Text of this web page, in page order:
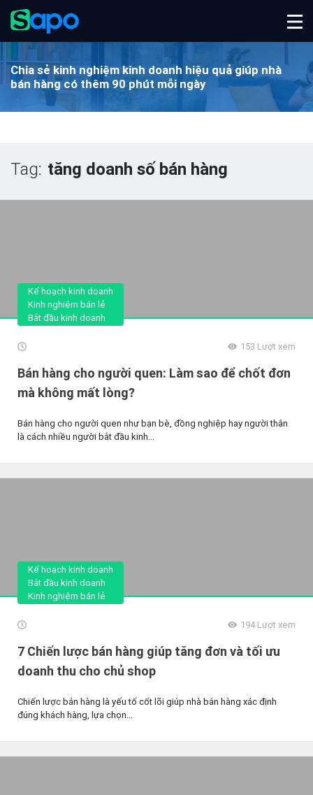
Chia sẻ kinh nghiệm kinh doanh hiệu quảgiúp nhà
bán hàng có thêm 90 phút mỗi ngày
Tag: tăng doanh số bán hàng
Kế hoạch kinh doanh
Kinh nghiệm bán lẻ
Bắt đầu kinh doanh
153 Lượt xem
Bán hàng cho người quen: Làm sao để chốt đơn
mà không mất lòng?
Bán hàng cho người quen như bạn bè, đồng nghiệp hay người thân
là cách nhiều người bắt đầu kinh...
Kế hoạch kinh doanh
Bắt đầu kinh doanh
Kinh nghiệm bán lẻ
194Lượt xem
7 Chiến lược bán hàng giúp tăng đơn và tối ưu
doanh thu cho chủ shop
Chiến lược bán hàng là yếu tố cốt lõi giúp nhà bán hàng xác định
đúng khách hàng, lựa chọn...